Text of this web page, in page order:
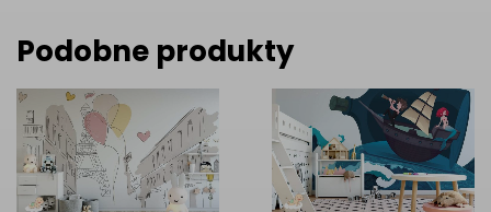
Podobne produkty